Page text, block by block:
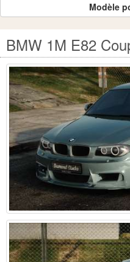
Modèle
BMW 1M E82